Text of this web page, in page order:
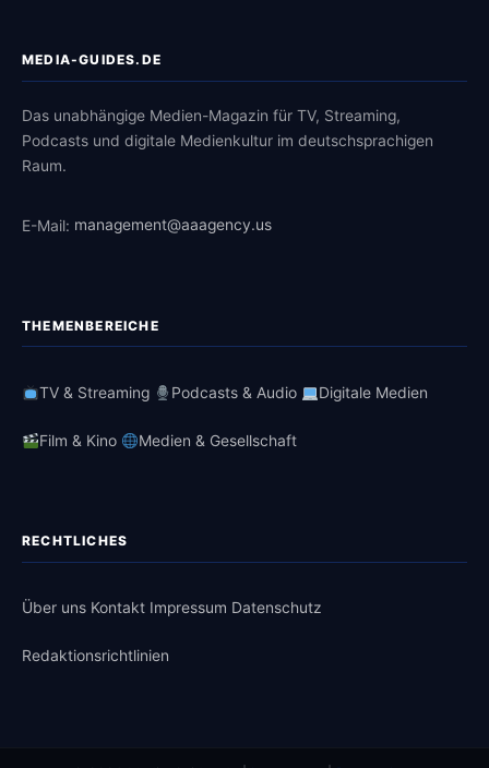
MEDIA-GUIDES.DE
Das unabhängige Medien-Magazin für TV, Streaming,
Podcasts und digitale Medienkultur im deutschsprachigen
Raum.
E-Mail: management@aaagency.us
THEMENBEREICHE
TV & Streaming Podcasts & Audio Digitale Medien
Film & Kino Medien & Gesellschaft
RECHTLICHES
Über uns Kontakt Impressum Datenschutz
Redaktionsrichtlinien